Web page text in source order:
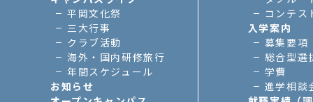
平岡文化祭
三大行事
クラブ活動
海外・国内研修旅行
年間スケジュール
お知らせ
コンテス
入学案内
募集要項
総合型選
学費
進学相談